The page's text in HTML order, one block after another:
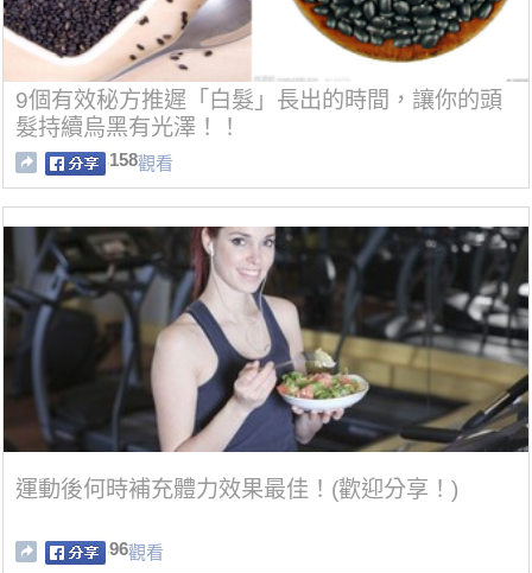
9個有效秘方推遲「白髮」長出的時間，讓你的頭
髮持續烏黑有光澤！！
158觀看
運動後何時補充體力效果最佳！(歡迎分享！)
96觀看